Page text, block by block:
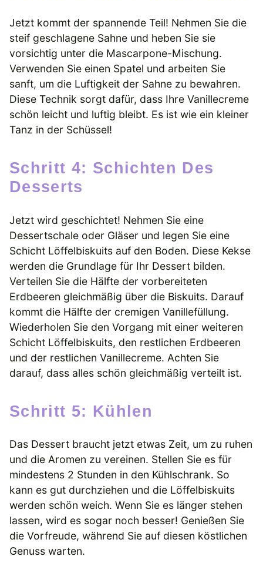
Jetzt kommt der spannende Teil! Nehmen Sie die
steif geschlagene Sahne und heben Sie sie
vorsichtig unter die Mascarpone-Mischung.
Verwenden Sie einen Spatel und arbeiten Sie
sanft, um die Luftigkeit der Sahne zu bewahren.
Diese Technik sorgt dafür, dass Ihre Vanillecreme
schön leicht und luftig bleibt. Es ist wie ein kleiner
Tanz in der Schüssel!
Schritt 4: Schichten Des
Desserts
Jetzt wird geschichtet! Nehmen Sie eine
Dessertschale oder Gläser und legen Sie eine
Schicht Löffelbiskuits auf den Boden. Diese Kekse
werden die Grundlage für Ihr Dessert bilden.
Verteilen Sie die Hälfte der vorbereiteten
Erdbeeren gleichmäßig über die Biskuits. Darauf
kommt die Hälfte der cremigen Vanillefüllung.
Wiederholen Sie den Vorgang mit einer weiteren
Schicht Löffelbiskuits, den restlichen Erdbeeren
und der restlichen Vanillecreme. Achten Sie
darauf, dass alles schön gleichmäßig verteilt ist.
Schritt 5: Kühlen
Das Dessert braucht jetzt etwas Zeit, um zu ruhen
und die Aromen zu vereinen. Stellen Sie es für
mindestens 2 Stunden in den Kühlschrank. So
kann es gut durchziehen und die Löffelbiskuits
werden schön weich. Wenn Sie es länger stehen
lassen, wird es sogar noch besser! Genießen Sie
die Vorfreude, während Sie auf diesen köstlichen
Genuss warten.